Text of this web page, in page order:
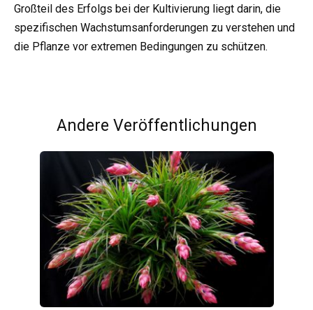
Großteil des Erfolgs bei der Kultivierung liegt darin, die
spezifischen Wachstumsanforderungen zu verstehen und
die Pflanze vor extremen Bedingungen zu schützen.
Andere Veröffentlichungen